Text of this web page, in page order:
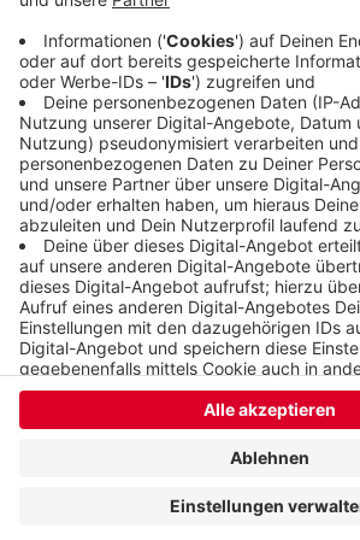
nicht an der Kluse.
Veröffentlicht: Montag, 16.10.2023 07:55
Anzeige
Anzeige